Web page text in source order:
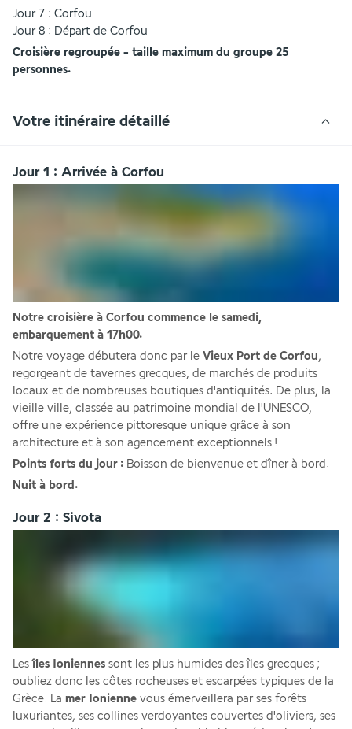
Jour 7 : Corfou
Jour 8 : Départ de Corfou
Croisière regroupée - taille maximum du groupe 25
personnes.
Votre itinéraire détaillé
Jour 1 : Arrivée à Corfou
Notre croisière à Corfou commence le samedi,
embarquement à 17h00.
Notre voyage débutera donc par le Vieux Port de Corfou,
regorgeant de tavernes grecques, de marchés de produits
locaux et de nombreuses boutiques d'antiquités. De plus, la
vieille ville, classée au patrimoine mondial de l'UNESCO,
offre une expérience pittoresque unique grâce à son
architecture et à son agencement exceptionnels !
Points forts du jour : Boisson de bienvenue et dîner à bord.
Nuit à bord.
Jour 2 : Sivota
Les îles Ioniennes sont les plus humides des îles grecques ;
oubliez donc les côtes rocheuses et escarpées typiques de la
Grèce. La mer Ionienne vous émerveillera par ses forêts
luxuriantes, ses collines verdoyantes couvertes d'oliviers, ses